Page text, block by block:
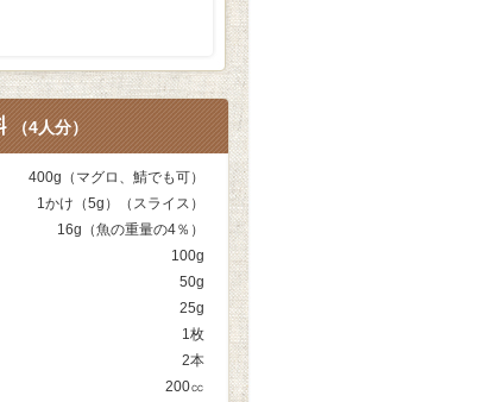
（4人分）
400g（マグロ、鯖でも可）
1かけ（5g）（スライス）
16g（魚の重量の4％）
100g
50g
25g
1枚
2本
200㏄